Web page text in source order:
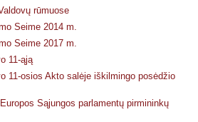
rūmuose
Seime 2014 m.
Seime 2017 m.
11-ąją
11-osios Akto salėje iškilmingo posėdžio
Sąjungos parlamentų pirmininkų